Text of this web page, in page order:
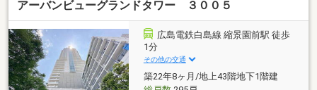
分○ローソン 広島己斐本町店まで 徒歩1分○ゆめマー
ト己斐まで 徒歩9分○ウォンツ 己斐本町店まで 徒歩
2分○西広島電停まで 徒歩8分○JR西広島駅まで 徒
歩9分
アーバンビューグランドタワー ３００５
広島電鉄白島線 縮景園前駅 徒歩
1分
その他の交通
築22年8ヶ月/地上43階地下1階建